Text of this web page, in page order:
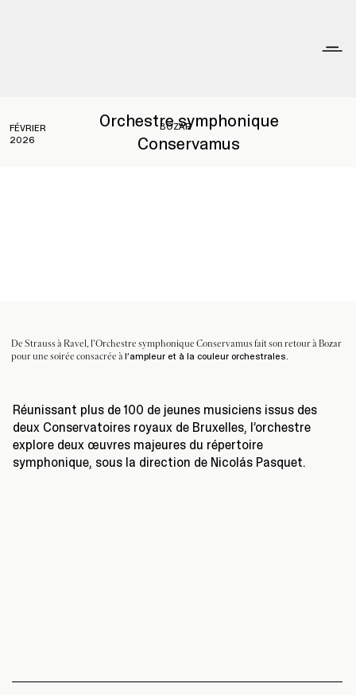
FÉVRIER
2026
Orchestre symphonique
Conservamus
BOZAR
De Strauss à Ravel, l’Orchestre symphonique Conservamus fait son retour à Bozar
pour une soirée consacrée à l’ampleur et à la couleur orchestrales.
Réunissant plus de 100 de jeunes musiciens issus des
deux Conservatoires royaux de Bruxelles, l’orchestre
explore deux œuvres majeures du répertoire
symphonique, sous la direction de Nicolás Pasquet.